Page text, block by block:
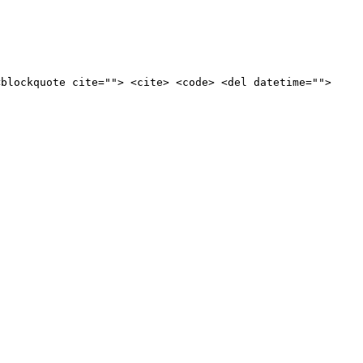
cite=""> <cite> <code> <del datetime="">